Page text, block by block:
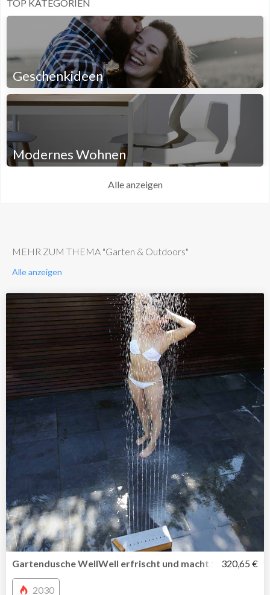
TOP KATEGORIEN
Geschenkideen
Modernes Wohnen
Alle anzeigen
MEHR ZUM THEMA "Garten & Outdoors"
Alle anzeigen
Gartendusche WellWell erfrischt und macht Spaß320,65 €
2030